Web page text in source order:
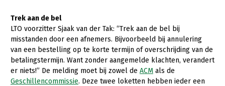
Bodem en water
Platteland en omgeving
Mens, ondernemerschap en onderwijs
Internationaal
Trek aan de bel
LTO voorzitter Sjaak van der Tak: “Trek aan de bel bij
misstanden door een afnemers. Bijvoorbeeld bij annulering
van een bestelling op te korte termijn of overschrijding van de
betalingstermijn. Want zonder aangemelde klachten, verandert
er niets!” De melding moet bij zowel de ACM als de
Geschillencommissie. Deze twee loketten hebben ieder een